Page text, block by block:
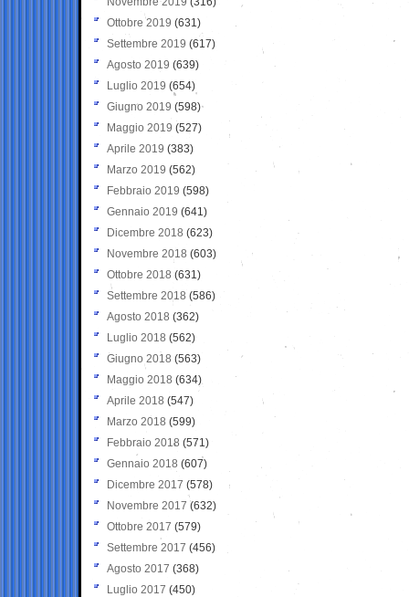
Ottobre 2019 (631)
Settembre 2019 (617)
Agosto 2019 (639)
Luglio 2019 (654)
Giugno 2019 (598)
Maggio 2019 (527)
Aprile 2019 (383)
Marzo 2019 (562)
Febbraio 2019 (598)
Gennaio 2019 (641)
Dicembre 2018 (623)
Novembre 2018 (603)
Ottobre 2018 (631)
Settembre 2018 (586)
Agosto 2018 (362)
Luglio 2018 (562)
Giugno 2018 (563)
Maggio 2018 (634)
Aprile 2018 (547)
Marzo 2018 (599)
Febbraio 2018 (571)
Gennaio 2018 (607)
Dicembre 2017 (578)
Novembre 2017 (632)
Ottobre 2017 (579)
Settembre 2017 (456)
Agosto 2017 (368)
Luglio 2017 (450)